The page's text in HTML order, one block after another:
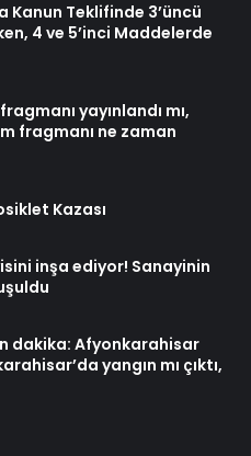
Kanun Teklifinde 3’üncü
4 ve 5’inci Maddelerde
yayınlandı mı,
fragmanı ne zaman
Kazası
inşa ediyor! Sanayinin
dakika: Afyonkarahisar
yangın mı çıktı,